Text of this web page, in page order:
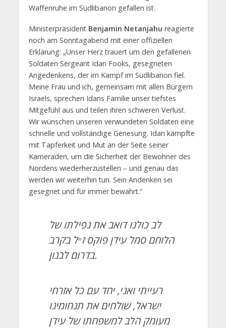
Waffenruhe im Südlibanon gefallen ist.
Ministerpräsident Benjamin Netanjahu reagierte
noch am Sonntagabend mit einer offiziellen
Erklärung: „Unser Herz trauert um den gefallenen
Soldaten Sergeant Idan Fooks, gesegneten
Angedenkens, der im Kampf im Südlibanon fiel.
Meine Frau und ich, gemeinsam mit allen Bürgern
Israels, sprechen Idans Familie unser tiefstes
Mitgefühl aus und teilen ihren schweren Verlust.
Wir wünschen unseren verwundeten Soldaten eine
schnelle und vollständige Genesung. Idan kämpfte
mit Tapferkeit und Mut an der Seite seiner
Kameraden, um die Sicherheit der Bewohner des
Nordens wiederherzustellen – und genau das
werden wir weiterhin tun. Sein Andenken sei
gesegnet und für immer bewahrt.“
לב כולנו דואב את נפילתו של
הלוחם סמל עידן פוקס ז״ל בקרב
בדרום לבנון.
רעייתי ואני, יחד עם כל אזרחי
ישראל, שולחים את תנחומינו
מעומק הלב למשפחתו של עידן